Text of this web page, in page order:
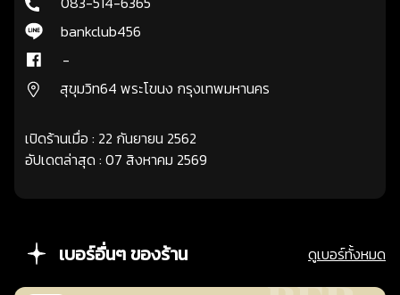
bankclub456
-
สุขุมวิท64 พระโขนง กรุงเทพมหานคร
เปิดร้านเมื่อ : 22 กันยายน 2562
อัปเดตล่าสุด : 07 สิงหาคม 2569
เบอร์อื่นๆ ของร้าน ดูเบอร์ทั้งหมด